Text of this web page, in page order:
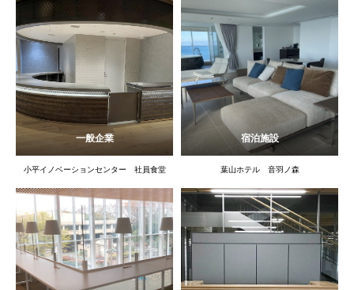
一般企業
小平イノベーションセンター 社員食堂
宿泊施設
葉山ホテル 音羽ノ森